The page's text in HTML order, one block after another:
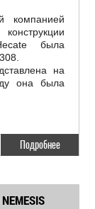
компанией
была
на
она была
Подробнее